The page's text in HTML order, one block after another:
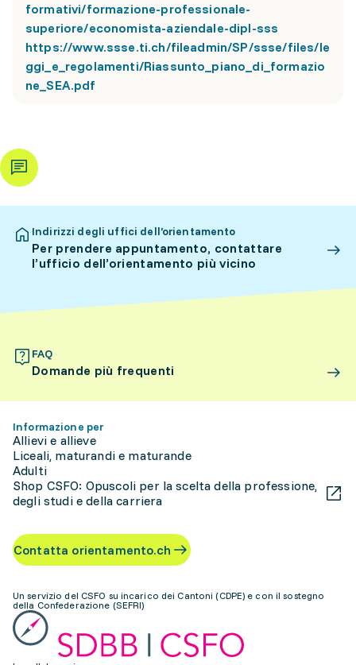
formativi/formazione-professionale-
superiore/economista-aziendale-dipl-sss
https://www.ssse.ti.ch/fileadmin/SP/ssse/files/le
ggi_e_regolamenti/Riassunto_piano_di_formazio
ne_SEA.pdf
Indirizzi degli uffici dell’orientamento
Per prendere appuntamento, contattare
l’ufficio dell’orientamento più vicino
FAQ
Domande più frequenti
Informazione per
Allievi e allieve
Liceali, maturandi e maturande
Adulti
Shop CSFO: Opuscoli per la scelta della professione,
degli studi e della carriera
Contatta orientamento.ch
Un servizio del CSFO su incarico dei Cantoni (CDPE) e con il sostegno
della Confederazione (SEFRI)